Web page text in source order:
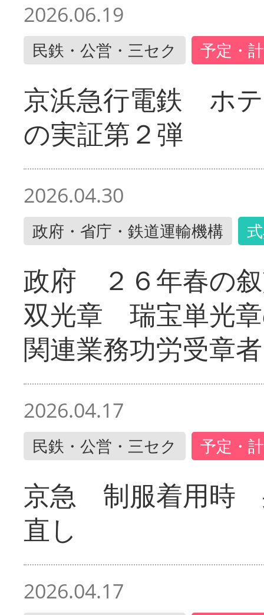
2026.06.19
民鉄・公営・三セク 予定・
京浜急行電鉄 ホ
の実証第２弾
2026.04.30
政府・省庁・鉄道運輸機構
政府 ２６年春の
双光章 瑞宝単光
関連業務功労受章者
2026.04.17
民鉄・公営・三セク 予定・
京急 制服着用時
直し
2026.04.17